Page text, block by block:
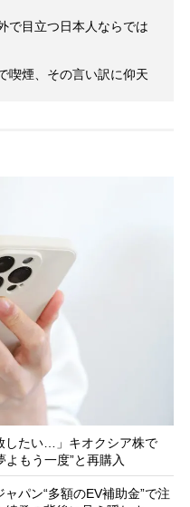
目立つ日本人ならでは
喫煙、その言い訳に仰天
したい…」キオクシア株で
もう一度”と再購入
パン“多額のEV補助金”で注